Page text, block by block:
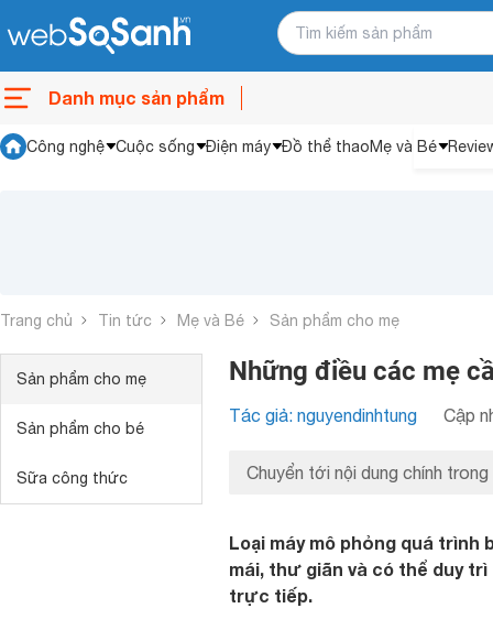
Danh mục sản phẩm
Công nghệ Cuộc sống Điện máy Đồ thể thaoMẹ và Bé
Trang chủ Tin tức Mẹ và Bé Sản phẩm cho mẹ
Sản phẩm cho mẹ
Sản phẩm cho bé
Sữa công thức
Những điều các mẹ
Tác giả: nguyendinhtung Cập
Chuyển tới nội dung chính trong
Loại máy mô phỏng quá trình
mái, thư giãn và có thể duy
trực tiếp.